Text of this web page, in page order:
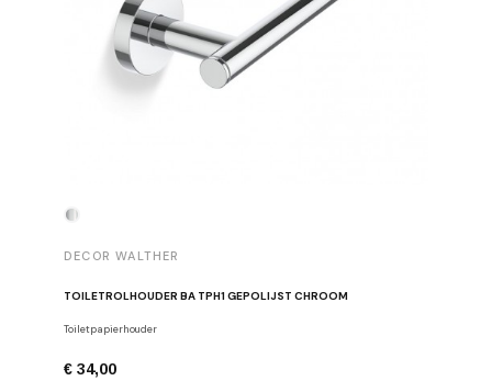
DECOR WALTHER
TOILETROLHOUDER BA TPH1 GEPOLIJST CHROOM
Toiletpapierhouder
€ 34,00